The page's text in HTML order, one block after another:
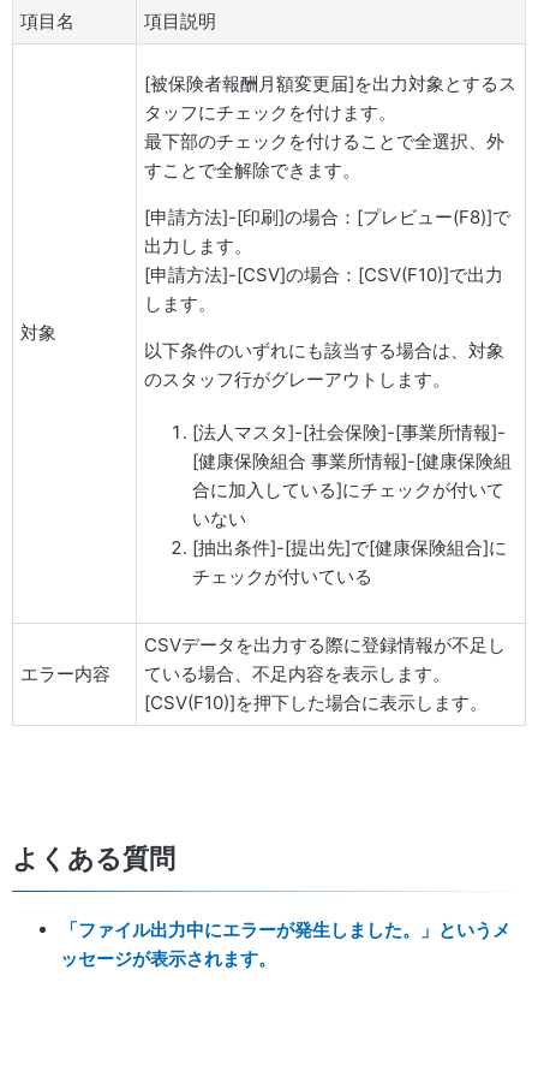
項目名 項目説明
対象
[被保険者報酬月額変更届]を出力対象とするス
タッフにチェックを付けます。
最下部のチェックを付けることで全選択、外
すことで全解除できます。
[申請方法]-[印刷]の場合：[プレビュー(F8)]で
出力します。
[申請方法]-[CSV]の場合：[CSV(F10)]で出力
します。
以下条件のいずれにも該当する場合は、対象
のスタッフ行がグレーアウトします。
[法人マスタ]-[社会保険]-[事業所情報]-
[健康保険組合 事業所情報]-[健康保険組
合に加入している]にチェックが付いて
いない
[抽出条件]-[提出先]で[健康保険組合]に
チェックが付いている
エラー内容
CSVデータを出力する際に登録情報が不足し
ている場合、不足内容を表示します。
[CSV(F10)]を押下した場合に表示します。
よくある質問
「ファイル出力中にエラーが発生しました。」というメ
ッセージが表示されます。